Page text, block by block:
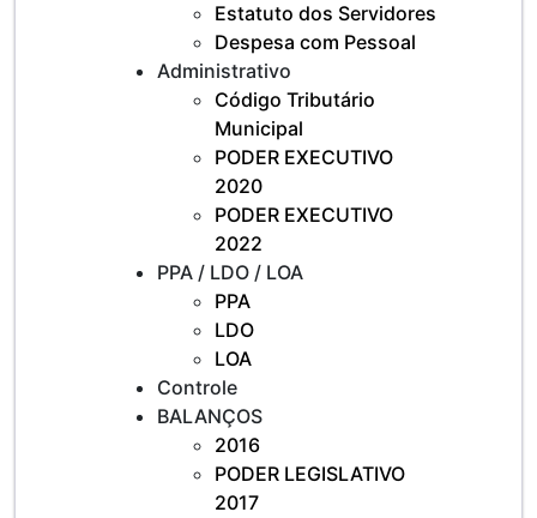
Estatuto dos Servidores
Despesa com Pessoal
Administrativo
Código Tributário
Municipal
PODER EXECUTIVO
2020
PODER EXECUTIVO
2022
PPA / LDO / LOA
PPA
LDO
LOA
Controle
BALANÇOS
2016
PODER LEGISLATIVO
2017